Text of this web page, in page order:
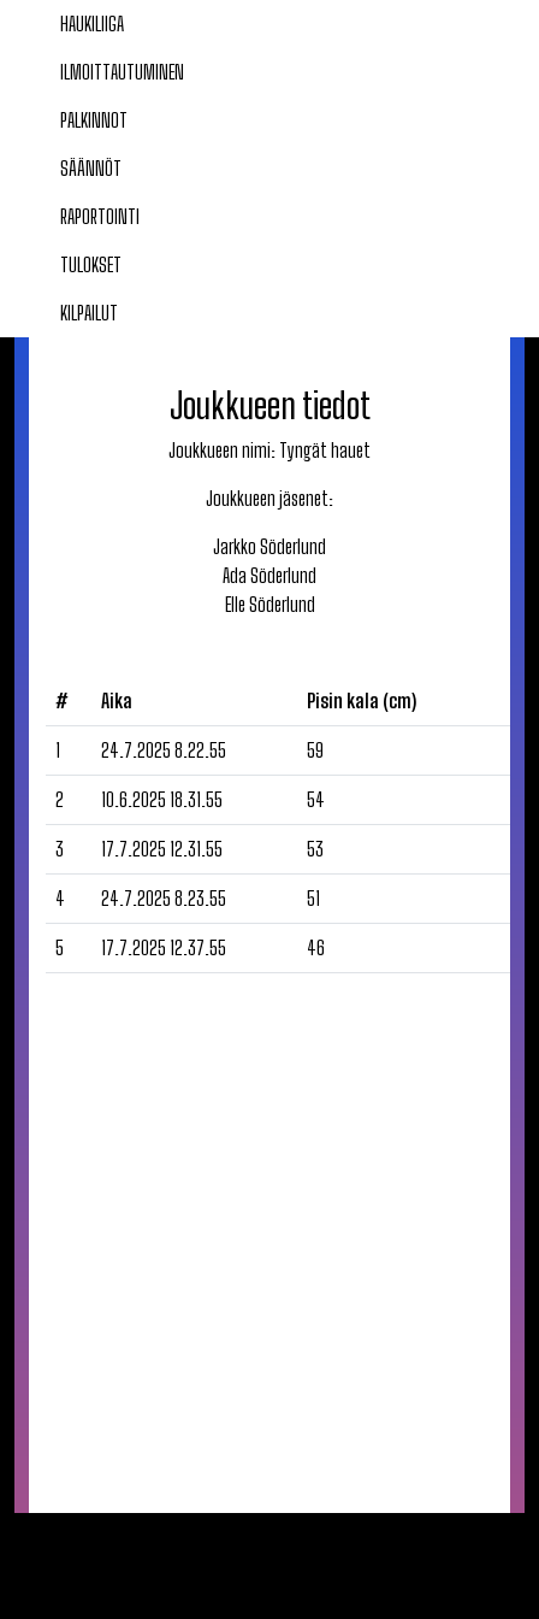
HAUKILIIGA
ILMOITTAUTUMINEN
PALKINNOT
SÄÄNNÖT
RAPORTOINTI
TULOKSET
KILPAILUT
Joukkueen tiedot
Joukkueen nimi: Tyngät hauet
Joukkueen jäsenet:
Jarkko Söderlund
Ada Söderlund
Elle Söderlund
# Aika Pisin kala (cm)
1 24.7.2025 8.22.55 59
2 10.6.2025 18.31.55 54
3 17.7.2025 12.31.55 53
4 24.7.2025 8.23.55 51
5 17.7.2025 12.37.55 46